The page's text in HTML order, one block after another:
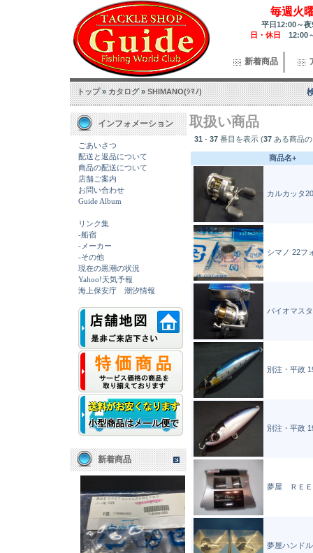
毎週火
平日12:00～
日・休日 12:00
新着商品
トップ»カタログ»SHIMANO(ｼﾏﾉ)
インフォメーション
ごあいさつ
配送と返品について
商品の配送について
店舗ご案内
お問い合わせ
Guide Album
リンク集
-船宿
-メーカー
-その他
現在の黒潮の状況
Yahoo!天気予報
海上保安庁 潮汐情報
新着商品
取扱い商品
31 - 37 番目を表示 (37 ある商品
商品名+
カルカッタ
シマノ 22フ
バイオマス
別注・平政
別注・平政
夢屋 ＲＥ
夢屋ハンド